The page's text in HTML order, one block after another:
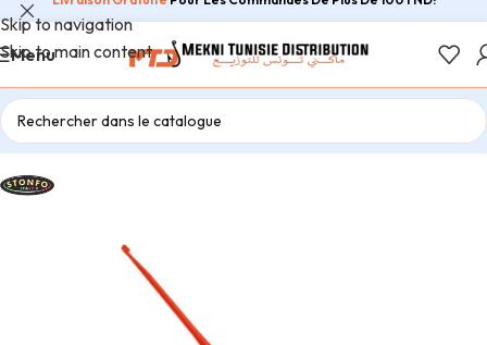
Skip to navigation
Skip to main content
Menu